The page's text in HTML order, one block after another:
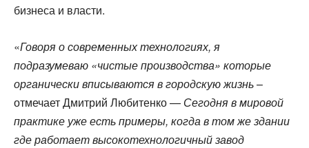
бизнеса и власти.
«Говоря о современных технологиях, я
подразумеваю «чистые производства» которые
органически вписываются в городскую жизнь–
отмечает Дмитрий Любитенко — Сегодня в мировой
практике уже есть примеры, когда в том же здании
где работает высокотехнологичный завод